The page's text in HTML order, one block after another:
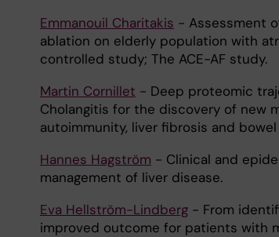
Emmanouil Charitakis - Assessment
ablation on elderly population with
controlled study; The ACE-AF study.
Martin Cornillet - Deep proteomic
Cholangitis for the discovery of new
autoimmunity, liver fibrosis and
Hannes Hagström - Clinical and
management of liver disease.
Eva Hellström-Lindberg - From
improved outcome for patients with